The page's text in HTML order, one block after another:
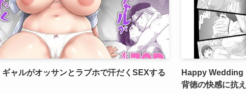
ャルがオッサンとラブホで汗だくSEXする
Happy Wedding
背徳の快感に抗